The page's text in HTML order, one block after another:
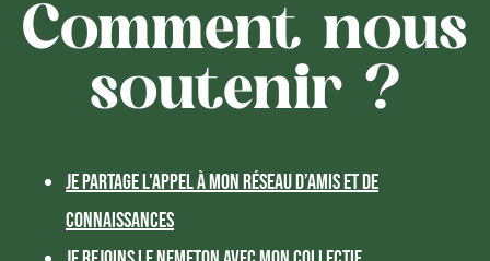
Comment nous
soutenir ?
Je partage l'appel à mon réseau d’amis et de
connaissances